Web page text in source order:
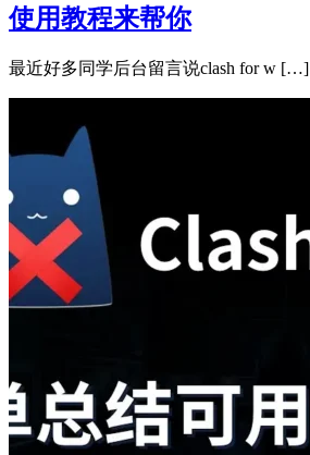
使用教程来帮你
最近好多同学后台留言说clash for w […]